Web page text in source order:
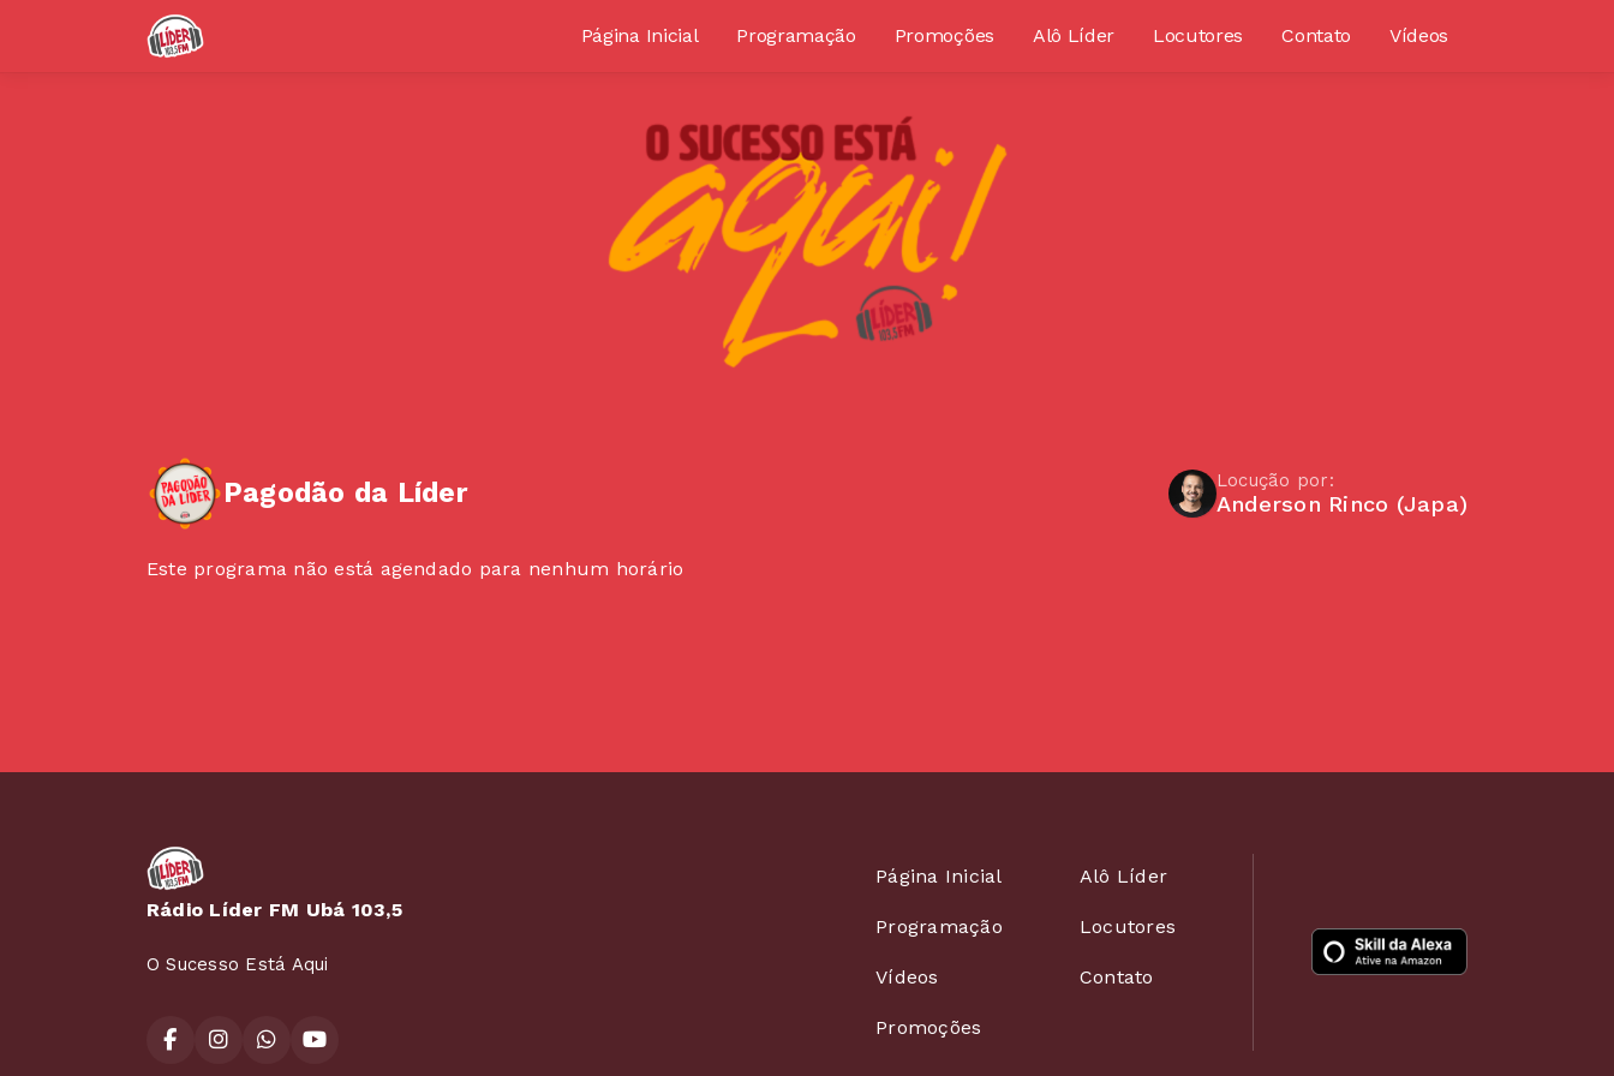
Página Inicial Programação Promoções Alô Líder Locutores Contato Vídeos
Pagodão da Líder Locução por:
Anderson Rinco (Japa)
Este programa não está agendado para nenhum horário
Rádio Líder FM Ubá 103,5
O Sucesso Está Aqui
Página Inicial
Programação
Vídeos
Promoções
Alô Líder
Locutores
Contato